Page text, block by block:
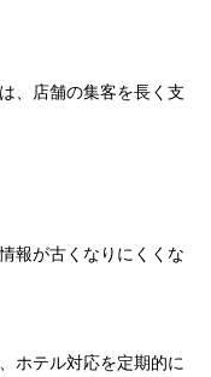
、店舗の集客を長く支
報が古くなりにくくな
ホテル対応を定期的に